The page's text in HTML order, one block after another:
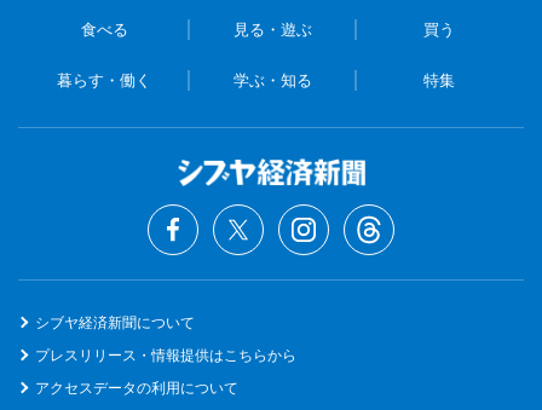
食べる 見る・遊ぶ 買う
暮らす・働く 学ぶ・知る 特集
シブヤ経済新聞について
プレスリリース・情報提供はこちらから
アクセスデータの利用について